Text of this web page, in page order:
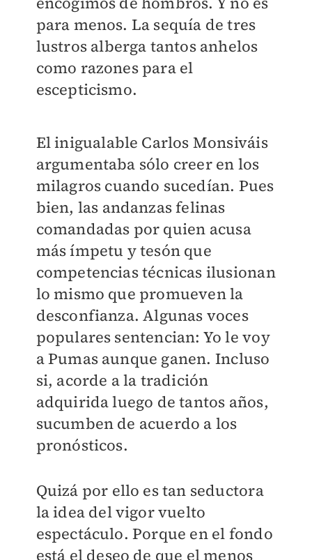
para menos. La sequía de tres
lustros alberga tantos anhelos
como razones para el
escepticismo.
El inigualable Carlos Monsiváis
argumentaba sólo creer en los
milagros cuando sucedían. Pues
bien, las andanzas felinas
comandadas por quien acusa
más ímpetu y tesón que
competencias técnicas ilusionan
lo mismo que promueven la
desconfianza. Algunas voces
populares sentencian: Yo le voy
a Pumas aunque ganen. Incluso
si, acorde a la tradición
adquirida luego de tantos años,
sucumben de acuerdo a los
pronósticos.
Quizá por ello es tan seductora
la idea del vigor vuelto
espectáculo. Porque en el fondo
está el deseo de que el menos